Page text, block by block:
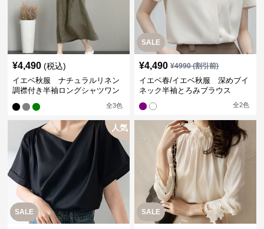
¥4,490 (税込)
イエベ秋服 ナチュラルリネン
調襟付き半袖ロングシャツワン
全3色
SALE
¥4,490 ¥4990(割引前)
イエベ春/イエベ秋服 深めブイ
ネック半袖とろみブラウス
全2色
SALE
人気
SALE